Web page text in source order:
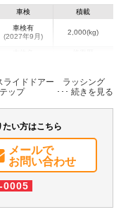
車検
車検有
(2027年9月)
積載
2,000(kg)
ッグ
集中ドアロック
一部含む）
ライドドアー ラッシング
ップ
たい方はこちら
メールで
お問い合わせ
0005